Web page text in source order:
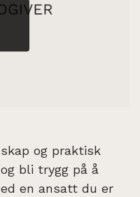
og praktisk
bli trygg på å
en ansatt du er